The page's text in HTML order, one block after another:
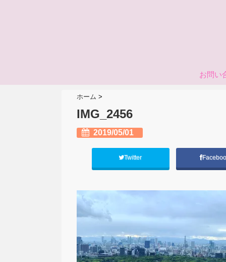
お問い
ホーム >
IMG_2456
2019/05/01
Twitter